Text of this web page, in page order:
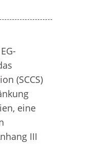
(SCCS)
eine
III